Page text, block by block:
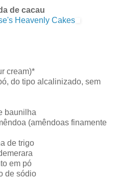
de cacau
Heavenly Cakes
cream)*
do tipo alcalinizado, sem
baunilha
(amêndoas finamente
de trigo
em pó
de sódio